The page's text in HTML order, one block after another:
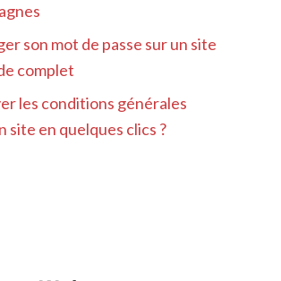
son mot de passe sur un site
complet
les conditions générales
site en quelques clics ?